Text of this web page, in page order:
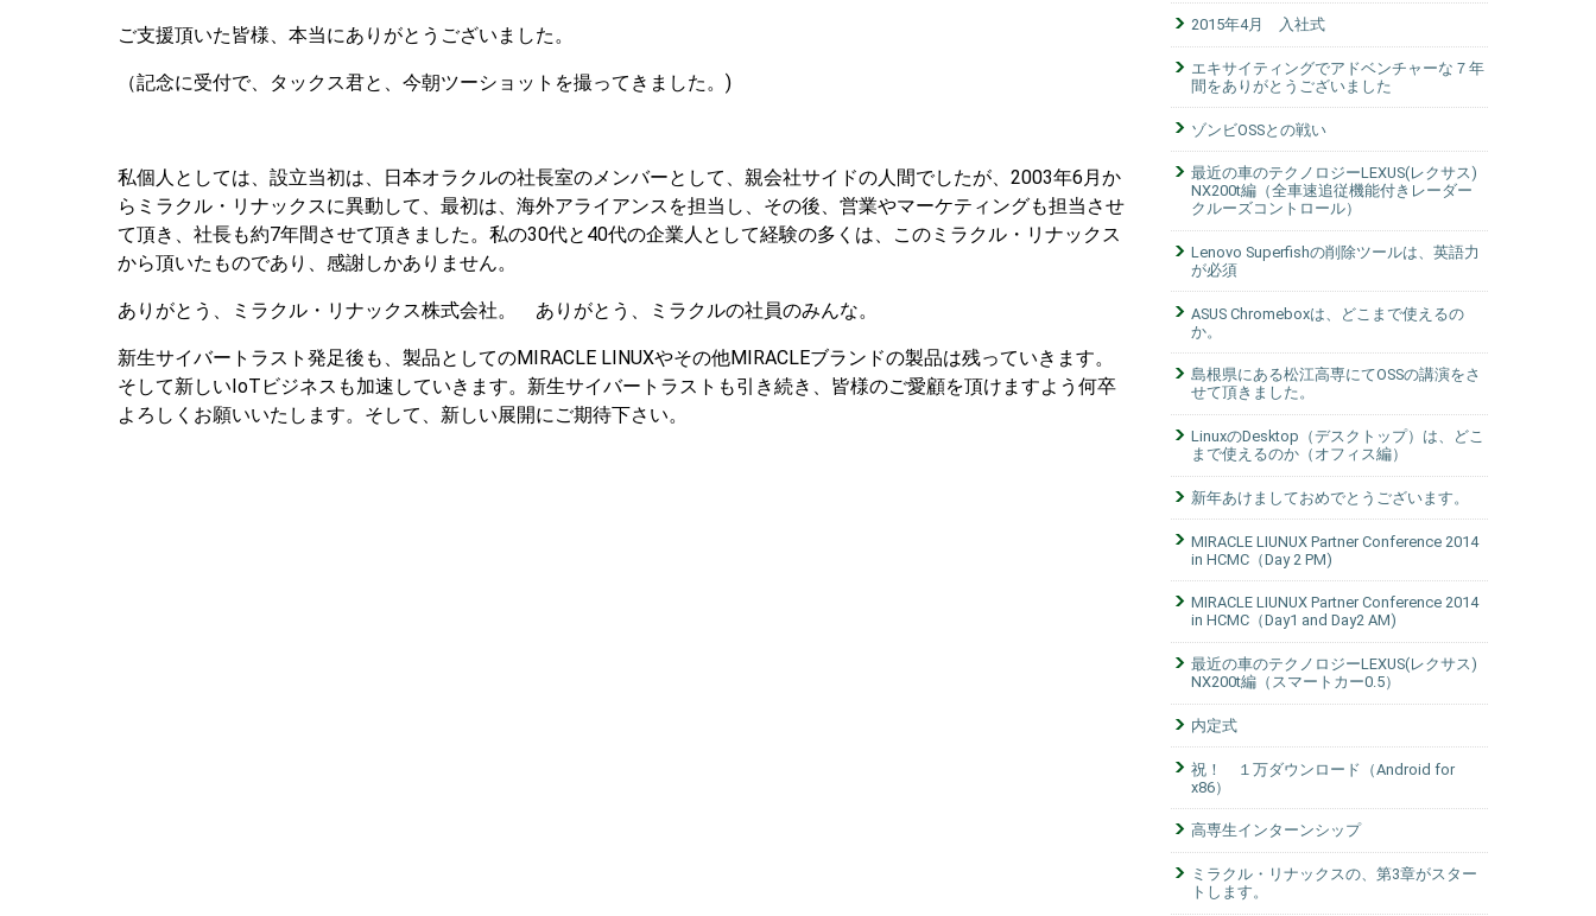
ご支援頂いた皆様、本当にありがとうございました。
（記念に受付で、タックス君と、今朝ツーショットを撮ってきました。)
私個人としては、設立当初は、日本オラクルの社長室のメンバーとして、親会社サイドの人間でしたが、2003年6月か
らミラクル・リナックスに異動して、最初は、海外アライアンスを担当し、その後、営業やマーケティングも担当させ
て頂き、社長も約7年間させて頂きました。私の30代と40代の企業人として経験の多くは、このミラクル・リナックス
から頂いたものであり、感謝しかありません。
ありがとう、ミラクル・リナックス株式会社。 ありがとう、ミラクルの社員のみんな。
新生サイバートラスト発足後も、製品としてのMIRACLE LINUXやその他MIRACLEブランドの製品は残っていきます。
そして新しいIoTビジネスも加速していきます。新生サイバートラストも引き続き、皆様のご愛顧を頂けますよう何卒
よろしくお願いいたします。そして、新しい展開にご期待下さい。
2015年4月 入社式
エキサイティングでアドベンチャーな７年
間をありがとうございました
ゾンビOSSとの戦い
最近の車のテクノロジーLEXUS(レクサス)
NX200t編（全車速追従機能付きレーダー
クルーズコントロール）
Lenovo Superfishの削除ツールは、英語力
が必須
ASUS Chromeboxは、どこまで使えるの
か。
島根県にある松江高専にてOSSの講演をさ
せて頂きました。
LinuxのDesktop（デスクトップ）は、どこ
まで使えるのか（オフィス編）
新年あけましておめでとうございます。
MIRACLE LIUNUX Partner Conference 2014
in HCMC（Day 2 PM)
MIRACLE LIUNUX Partner Conference 2014
in HCMC（Day1 and Day2 AM)
最近の車のテクノロジーLEXUS(レクサス)
NX200t編（スマートカー0.5）
内定式
祝！ １万ダウンロード（Android for
x86）
高専生インターンシップ
ミラクル・リナックスの、第3章がスター
トします。